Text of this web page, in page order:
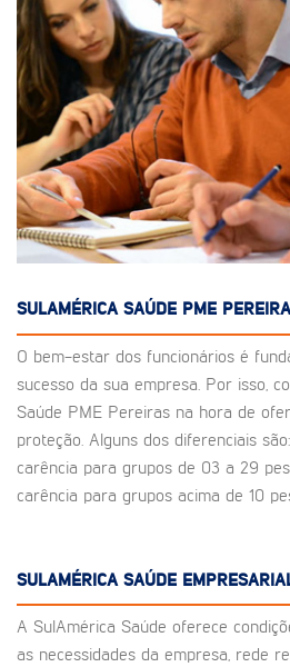
SULAMÉRICA SAÚDE PME
O bem-estar dos funcionários é
sucesso da sua empresa. Por isso,
Saúde PME Pereiras na hora de
proteção. Alguns dos diferenciais
carência para grupos de 03 a 29
carência para grupos acima de 10
SULAMÉRICA SAÚDE
A SulAmérica Saúde oferece
as necessidades da empresa, rede